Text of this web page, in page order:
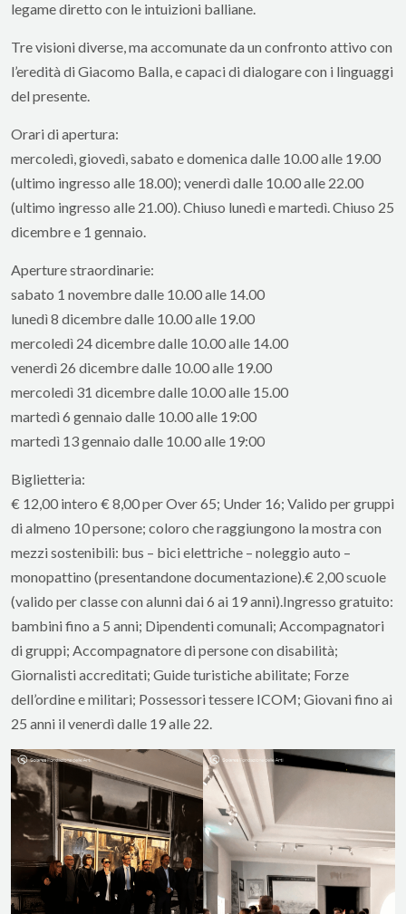
legame diretto con le intuizioni balliane.
Tre visioni diverse, ma accomunate da un confronto attivo con
l’eredità di Giacomo Balla, e capaci di dialogare con i linguaggi
del presente.
Orari di apertura:
mercoledì, giovedì, sabato e domenica dalle 10.00 alle 19.00
(ultimo ingresso alle 18.00); venerdì dalle 10.00 alle 22.00
(ultimo ingresso alle 21.00). Chiuso lunedì e martedì. Chiuso 25
dicembre e 1 gennaio.
Aperture straordinarie:
sabato 1 novembre dalle 10.00 alle 14.00
lunedì 8 dicembre dalle 10.00 alle 19.00
mercoledì 24 dicembre dalle 10.00 alle 14.00
venerdì 26 dicembre dalle 10.00 alle 19.00
mercoledì 31 dicembre dalle 10.00 alle 15.00
martedì 6 gennaio dalle 10.00 alle 19:00
martedì 13 gennaio dalle 10.00 alle 19:00
Biglietteria:
€ 12,00 intero € 8,00 per Over 65; Under 16; Valido per gruppi
di almeno 10 persone; coloro che raggiungono la mostra con
mezzi sostenibili: bus – bici elettriche – noleggio auto –
monopattino (presentandone documentazione).€ 2,00 scuole
(valido per classe con alunni dai 6 ai 19 anni).Ingresso gratuito:
bambini fino a 5 anni; Dipendenti comunali; Accompagnatori
di gruppi; Accompagnatore di persone con disabilità;
Giornalisti accreditati; Guide turistiche abilitate; Forze
dell’ordine e militari; Possessori tessere ICOM; Giovani fino ai
25 anni il venerdì dalle 19 alle 22.